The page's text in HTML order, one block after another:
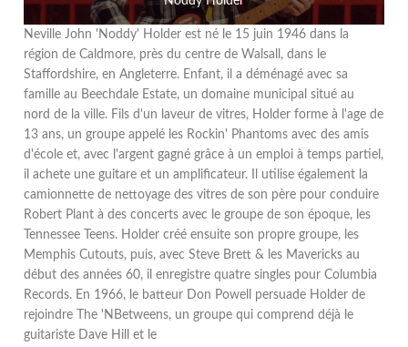
Neville John 'Noddy' Holder est né le 15 juin 1946 dans la
région de Caldmore, près du centre de Walsall, dans le
Staffordshire, en Angleterre. Enfant, il a déménagé avec sa
famille au Beechdale Estate, un domaine municipal situé au
nord de la ville. Fils d'un laveur de vitres, Holder forme à l'age de
13 ans, un groupe appelé les Rockin' Phantoms avec des amis
d'école et, avec l'argent gagné grâce à un emploi à temps partiel,
il achete une guitare et un amplificateur. Il utilise également la
camionnette de nettoyage des vitres de son père pour conduire
Robert Plant à des concerts avec le groupe de son époque, les
Tennessee Teens. Holder créé ensuite son propre groupe, les
Memphis Cutouts, puis, avec Steve Brett & les Mavericks au
début des années 60, il enregistre quatre singles pour Columbia
Records. En 1966, le batteur Don Powell persuade Holder de
rejoindre The 'NBetweens, un groupe qui comprend déjà le
guitariste Dave Hill et le